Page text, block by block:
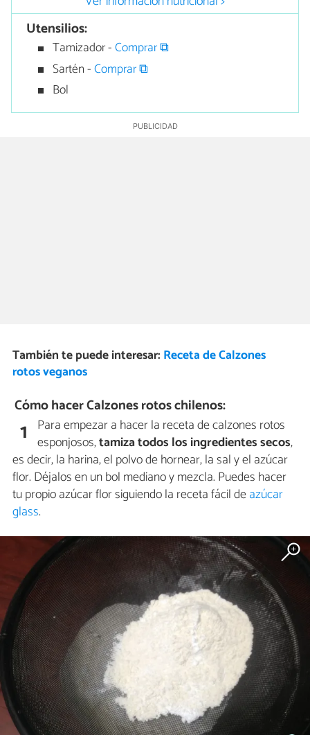
Utensilios:
Tamizador -Comprar ⧉
Sartén -Comprar ⧉
Bol
También te puede interesar: Receta de Calzones
rotos veganos
Cómo hacer Calzones rotos chilenos:
1 Para empezar a hacer la receta de calzones rotos
esponjosos,tamiza todos los ingredientes secos,
es decir, la harina, el polvo de hornear, la sal y el azúcar
flor. Déjalos en un bol mediano y mezcla. Puedes hacer
tu propio azúcar flor siguiendo la receta fácil deazúcar
glass.